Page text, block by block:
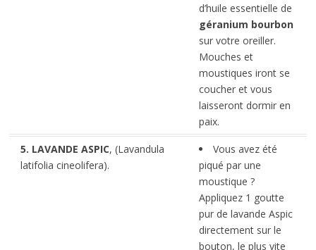
d’huile essentielle de
géranium bourbon
sur votre oreiller.
Mouches et
moustiques iront se
coucher et vous
laisseront dormir en
paix.
5. LAVANDE ASPIC, (Lavandula
latifolia cineolifera).
Vous avez été
piqué par une
moustique ?
Appliquez 1 goutte
pur de lavande Aspic
directement sur le
bouton, le plus vite